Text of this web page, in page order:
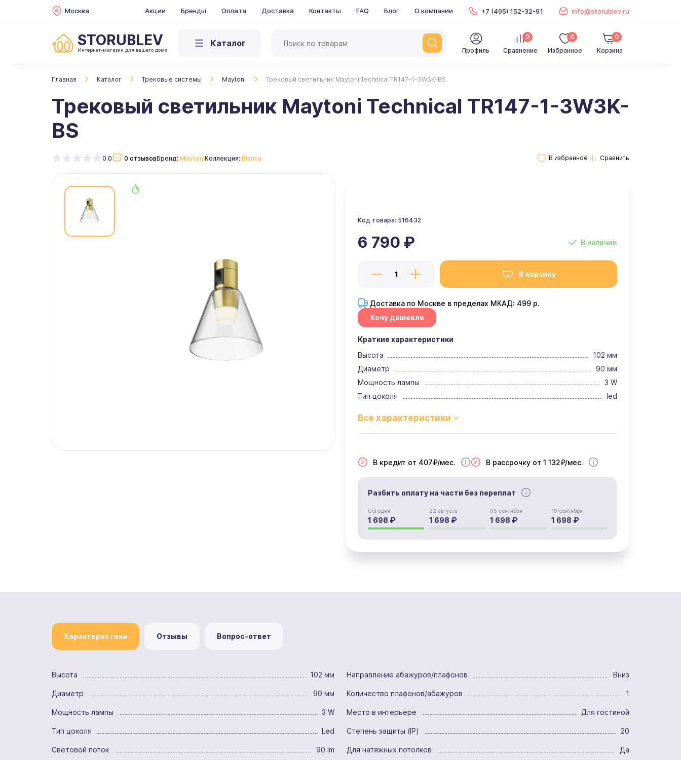
Москва Акции Бренды Оплата Доставка Контакты FAQ Блог О компании +7 (495) 152-32-91 info@storublev.ru
STORUBLEV
Интернет-магазин для вашего дома
Каталог
Профиль Сравнение
0
Избранное
0
Корзина
0
Главная Каталог Трековые системы Maytoni Трековый светильник Maytoni Technical TR147-1-3W3K-BS
Трековый светильник Maytoni Technical TR147-1-3W3K-
BS
0.0 0 отзывовБренд: MaytoniКоллекция: Bianca
Код товара: 516432
В наличии
6 790 ₽
В корзину
Доставка по Москве в пределах МКАД: 499 р.
Хочу дешевле
Краткие характеристики
Высота
102 мм
Диаметр
90 мм
Мощность лампы
3 W
Тип цоколя
led
В кредит от 407₽/мес. В рассрочку от 1 132₽/мес.
Разбить оплату на части без переплат
Сегодня
1 698 ₽
22 августа
1 698 ₽
05 сентября
1 698 ₽
19 сентября
1 698 ₽
Характеристики Отзывы Вопрос-ответ
Высота 102 мм
Диаметр 90 мм
Мощность лампы 3 W
Тип цоколя Led
Световой поток 90 lm
Направление абажуров/плафонов Вниз
Количество плафонов/абажуров 1
Место в интерьере Для гостиной
Степень защиты (IP) 20
Для натяжных потолков Да